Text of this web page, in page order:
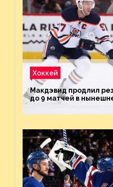
Хоккей
Макдэвид продлил
до 9 матчей в